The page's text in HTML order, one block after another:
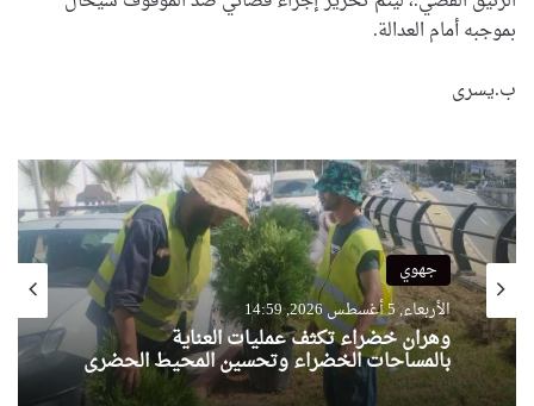
بموجبه أمام العدالة.
ب.يسرى
جهوي
الأربعاء, 5 أغسطس 2026, 14:59
وهران خضراء تكثف عمليات العناية
بالمساحات الخضراء وتحسين المحيط الحضري